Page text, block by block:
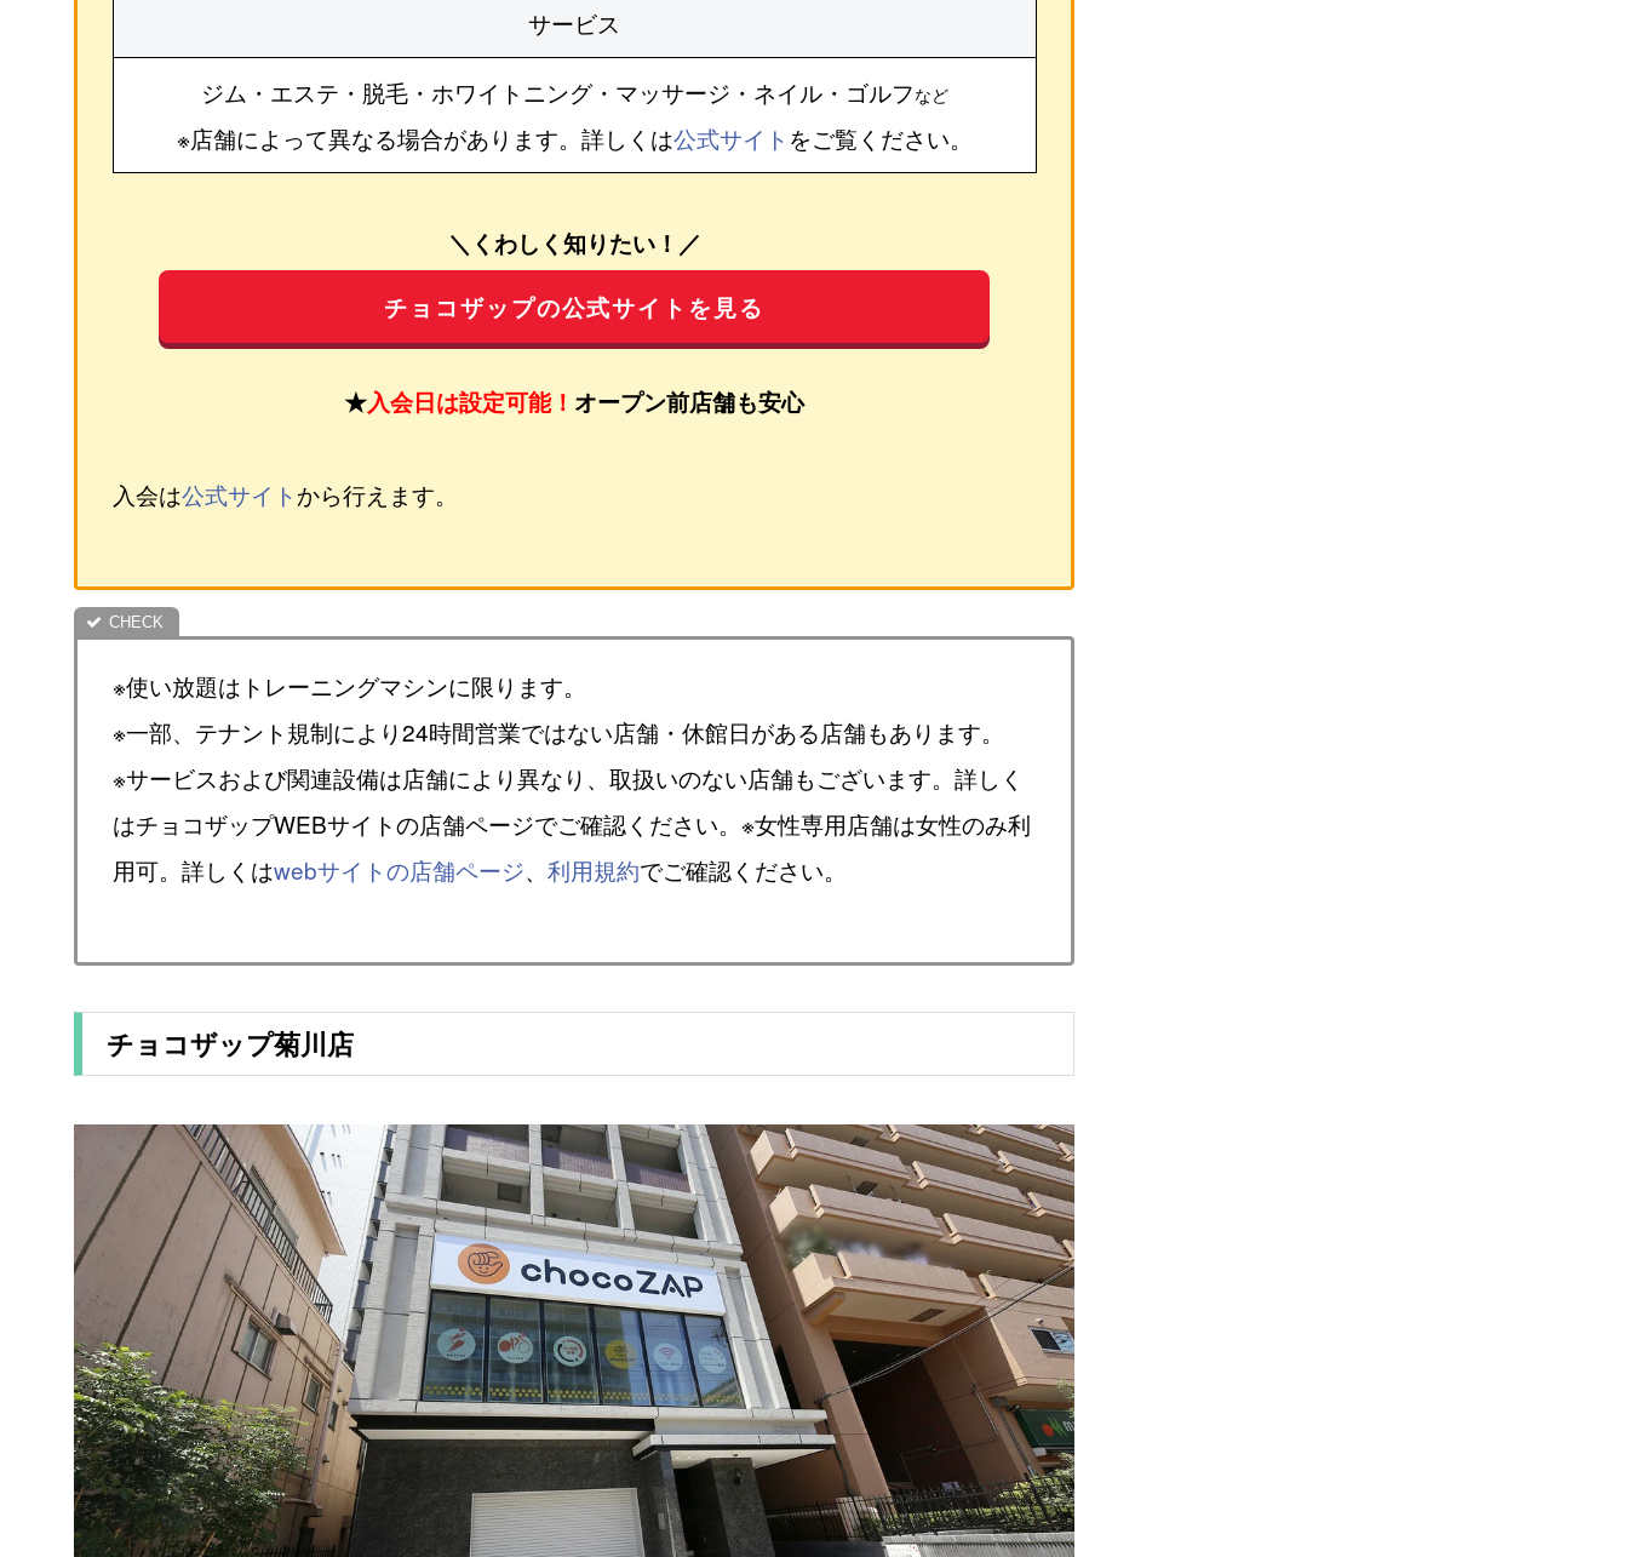
サービス
ジム・エステ・脱毛・ホワイトニング・マッサージ・ネイル・ゴルフなど
※店舗によって異なる場合があります。詳しくは公式サイト をご覧ください。
＼くわしく知りたい！／
チョコザップの公式サイトを見る
★入会日は設定可能！ オープン前店舗も安心
入会は公式サイトから行えます。
※使い放題はトレーニングマシンに限ります。
※一部、テナント規制により24時間営業ではない店舗・休館日がある店舗もあります。
※サービスおよび関連設備は店舗により異なり、取扱いのない店舗もございます。詳しく
はチョコザップWEBサイトの店舗ページでご確認ください。※女性専用店舗は女性のみ利
用可。詳しくはwebサイトの店舗ページ、 利用規約でご確認ください。
チョコザップ菊川店